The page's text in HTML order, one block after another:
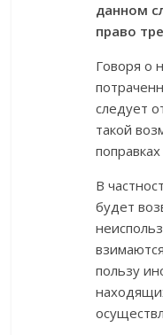
данном
право
Говоря о
следует
такой
В
будет
пользу